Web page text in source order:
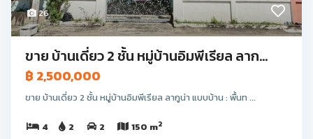
26
ขาย บ้านเดี่ยว 2 ชั้น หมู่บ้านอิมพีเรียล ลาก...
฿ 2,500,000
ขาย บ้านเดี่ยว 2 ชั้น หมู่บ้านอิมพีเรียล ลากูน่า แบบบ้าน : พื้นท ...
4 2 2 150 m2